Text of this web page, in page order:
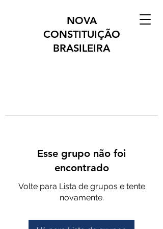
NOVA
CONSTITUIÇÃO
BRASILEIRA
Esse grupo não foi
encontrado
Volte para Lista de grupos e tente
novamente.